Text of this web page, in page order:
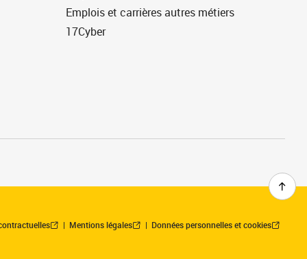
Emplois et carrières autres métiers
17Cyber
Mentions légales Données personnelles et cookies